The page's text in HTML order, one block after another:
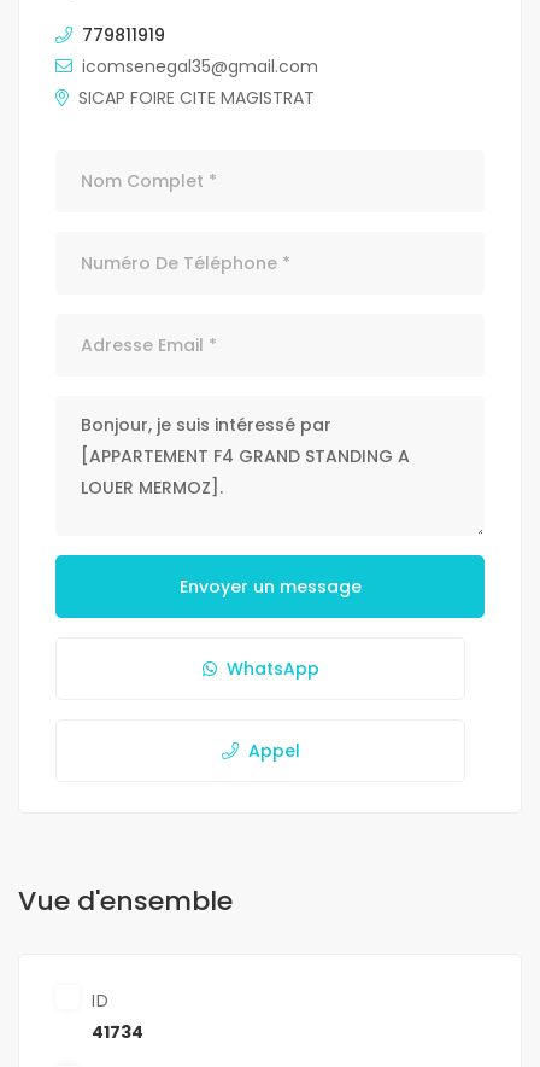
779811919
icomsenegal35@gmail.com
SICAP FOIRE CITE MAGISTRAT
Envoyer un message
WhatsApp
Appel
Vue d'ensemble
ID
41734